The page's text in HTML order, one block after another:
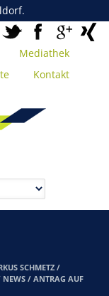
Mediathek
Kontakt
SCHMETZ /
NEWS /ANTRAG AUF